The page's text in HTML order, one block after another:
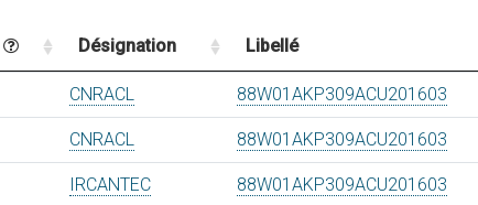
Désignation Libellé
CNRACL 88W01AKP309ACU201603
CNRACL 88W01AKP309ACU201603
IRCANTEC 88W01AKP309ACU201603